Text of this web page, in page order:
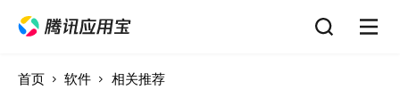
首页 软件 相关推荐